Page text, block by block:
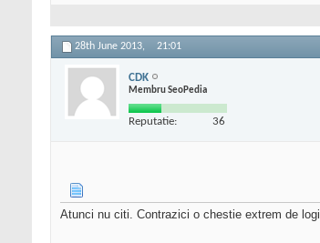
28th June 2013, 21:01
CDK
Membru SeoPedia
Reputatie: 36
Atunci nu citi. Contrazici o chestie extrem de